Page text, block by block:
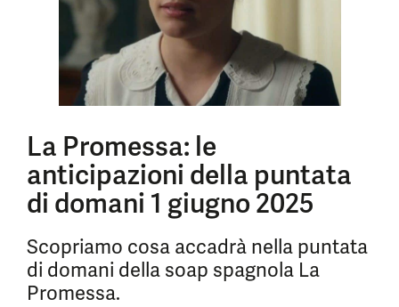
La Promessa: le
anticipazioni della puntata
di domani 1 giugno 2025
Scopriamo cosa accadrà nella puntata
di domani della soap spagnola La
Promessa.